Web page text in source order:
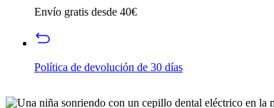
Envío gratis desde 40€
Política de devolución de 30 días